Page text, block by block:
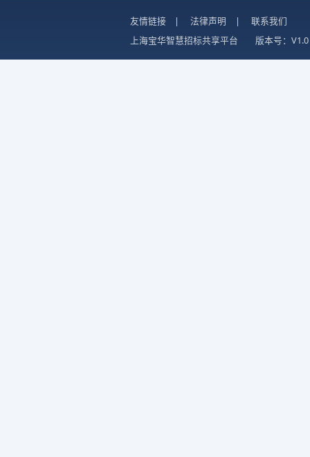
友情链接 | 法律声明 |
联系我们
上海宝华智慧招标共享平台
版本号：V1.0